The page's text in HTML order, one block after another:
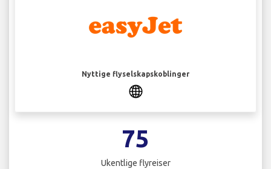
Nyttige flyselskapskoblinger
75
Ukentlige flyreiser